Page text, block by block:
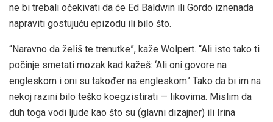
ne bi trebali očekivati ​​da će Ed Baldwin ili Gordo iznenada
napraviti gostujuću epizodu ili bilo što.
“Naravno da želiš te trenutke”, kaže Wolpert. “Ali isto tako ti
počinje smetati mozak kad kažeš: ‘Ali oni govore na
engleskom i oni su također na engleskom.’ Tako da bi im na
nekoj razini bilo teško koegzistirati — likovima. Mislim da
duh toga vodi ljude kao što su (glavni dizajner) ili Irina